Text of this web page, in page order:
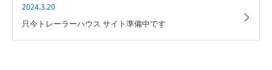
2024.3.20
只今トレーラーハウス サイト準備中です